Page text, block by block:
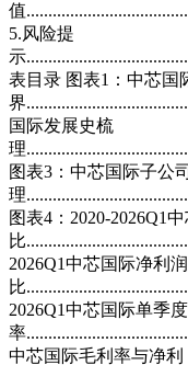
值
5.风险提
示
表目录 图表1：中芯国
界
国际发展史梳
理
图表3：中芯国际子公
理
图表4：2020-2026Q1
比
2026Q1中芯国际净利
比
2026Q1中芯国际单季
率
中芯国际毛利率与净利